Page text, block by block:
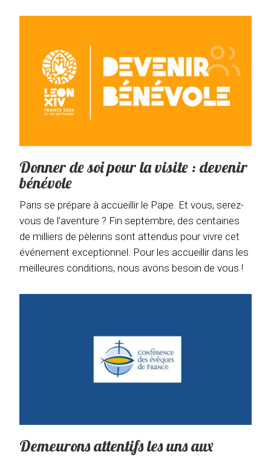
Donner de soi pour la visite : devenir
bénévole
Paris se prépare à accueillir le Pape. Et vous, serez-
vous de l’aventure ? Fin septembre, des centaines
de milliers de pèlerins sont attendus pour vivre cet
événement exceptionnel. Pour les accueillir dans les
meilleures conditions, nous avons besoin de vous !
Demeurons attentifs les uns aux